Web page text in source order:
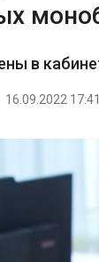
в
16.09.2022 17:41